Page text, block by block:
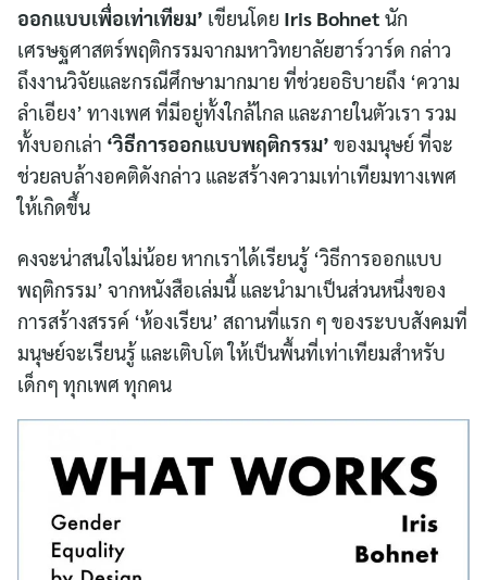
ออกแบบเพื่อเท่าเทียม’ เขียนโดย Iris Bohnet นัก
เศรษฐศาสตร์พฤติกรรมจากมหาวิทยาลัยฮาร์วาร์ด กล่าว
ถึงงานวิจัยและกรณีศึกษามากมาย ที่ช่วยอธิบายถึง ‘ความ
ลำเอียง’ ทางเพศ ที่มีอยู่ทั้งใกล้ไกล และภายในตัวเรา รวม
ทั้งบอกเล่า ‘วิธีการออกแบบพฤติกรรม’ ของมนุษย์ ที่จะ
ช่วยลบล้างอคติดังกล่าว และสร้างความเท่าเทียมทางเพศ
ให้เกิดขึ้น
คงจะน่าสนใจไม่น้อย หากเราได้เรียนรู้ ‘วิธีการออกแบบ
พฤติกรรม’ จากหนังสือเล่มนี้ และนำมาเป็นส่วนหนึ่งของ
การสร้างสรรค์ ‘ห้องเรียน’ สถานที่แรก ๆ ของระบบสังคมที่
มนุษย์จะเรียนรู้ และเติบโต ให้เป็นพื้นที่เท่าเทียมสำหรับ
เด็กๆ ทุกเพศ ทุกคน